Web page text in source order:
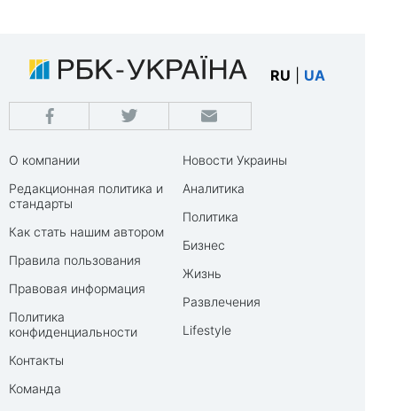
RU UA
О компании
Редакционная политика и
стандарты
Как стать нашим автором
Правила пользования
Правовая информация
Политика
конфиденциальности
Контакты
Команда
Новости Украины
Аналитика
Политика
Бизнес
Жизнь
Развлечения
Lifestyle